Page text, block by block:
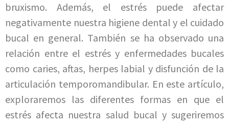
bruxismo. Además, el estrés puede afectar
negativamente nuestra higiene dental y el cuidado
bucal en general. También se ha observado una
relación entre el estrés y enfermedades bucales
como caries, aftas, herpes labial y disfunción de la
articulación temporomandibular. En este artículo,
exploraremos las diferentes formas en que el
estrés afecta nuestra salud bucal y sugeriremos